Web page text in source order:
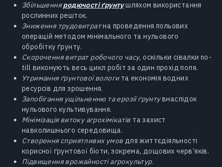
Збільшенняродючості ґрунтушляхом використання
рослинних решток.
Зниження трудовитратна проведення польових
операцій методом мінімального та нульового
обробітку ґрунту.
Скорочення витрат робочого часу, оскільки сівалки no-
till виконують весь цикл робіт за один прохід поля.
Утримання ґрунтової вологита економія водних
ресурсів для зрошення.
Запобігання ущільненню та ерозії ґрунтувнаслідок
нульового культивування.
Мінімізація витоку агрохімікатів та захист
навколишнього середовища.
Створення сприятливих умов для життєдіяльності
корисної ґрунтової біоти, зокрема, дощових черв’яків.
Підвищення врожайності агрокультур.